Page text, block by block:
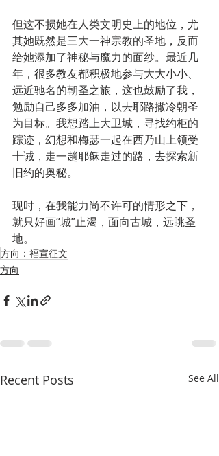
但这不损她在人类文明史上的地位，尤
其她既然是三大一神宗教的圣地，反而
给她添加了神秘与魔力的面纱。最近几
年，很多教友都积极地参与大大小小、
远近驰名的朝圣之旅，这也鼓励了我，
勉励自己多多加油，以去耶路撒冷朝圣
为目标。我想踏上大卫城，寻找约柜的
踪迹，幻想和梅瑟一起在西乃山上领受
十诫，走一趟耶稣走过的路，去探索新
旧约的奥秘。
现时，在我能力尚不许可的情形之下，
就只好画“城”止渴，面向古城，远眺圣
地。
方向：福宣征文
方向
Recent Posts See All